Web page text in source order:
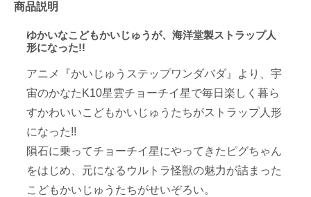
商品説明
ゆかいなこどもかいじゅうが、海洋堂製ストラップ人
形になった!!
アニメ『かいじゅうステップワンダバダ』より、宇
宙のかなたK10星雲チョーチイ星で毎日楽しく暮ら
すかわいいこどもかいじゅうたちがストラップ人形
になった!!
隕石に乗ってチョーチイ星にやってきたピグちゃん
をはじめ、元になるウルトラ怪獣の魅力が詰まった
こどもかいじゅうたちがせいぞろい。